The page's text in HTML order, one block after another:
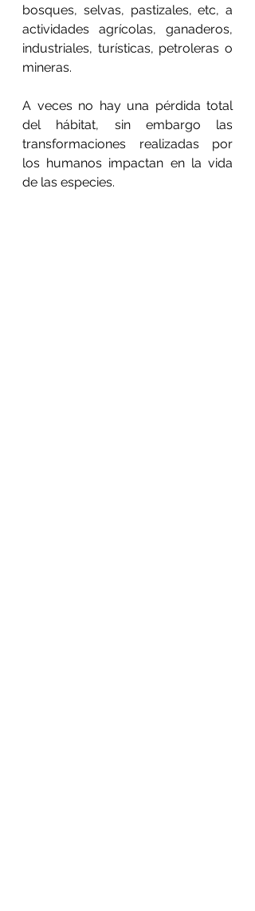
bosques, selvas, pastizales, etc, a
actividades agrícolas, ganaderos,
industriales, turísticas, petroleras o
mineras.
A veces no hay una pérdida total
del hábitat, sin embargo las
transformaciones realizadas por
los humanos impactan en la vida
de las especies.